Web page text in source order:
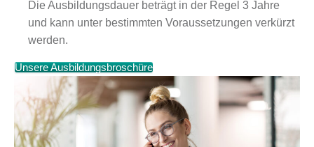
Die Ausbildungsdauer beträgt in der Regel 3 Jahre
und kann unter bestimmten Voraussetzungen verkürzt
werden.
Unsere Ausbildungsbroschüre